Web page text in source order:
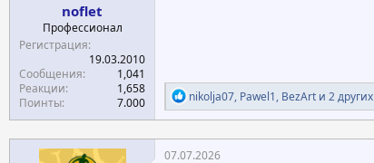
noflet
Профессионал
Регистрация
19.03.2010
Сообщения
1,041
Реакции
1,658
Поинты
7.000
Р
е
а
к
ц
nikolja07, Pawel1, BezArt и 2 других
07.07.2026